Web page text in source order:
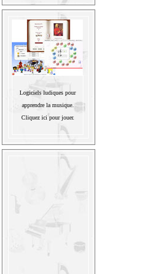
Logiciels ludiques pour
apprendre la musique.
Cliquez ici pour jouer.